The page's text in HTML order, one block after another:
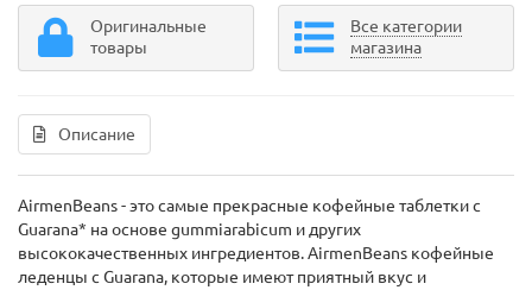
Оригинальные
товары
Все категории
магазина
Описание
AirmenBeans - это самые прекрасные кофейные таблетки с
Guarana* на основе gummiarabicum и других
высококачественных ингредиентов. AirmenBeans кофейные
леденцы с Guarana, которые имеют приятный вкус и